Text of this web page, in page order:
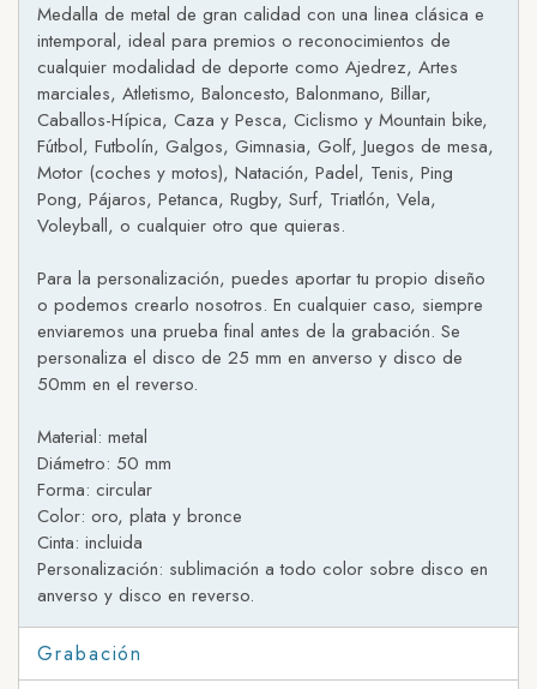
Medalla de metal de gran calidad con una linea clásica e
intemporal, ideal para premios o reconocimientos de
cualquier modalidad de deporte como Ajedrez, Artes
marciales, Atletismo, Baloncesto, Balonmano, Billar,
Caballos-Hípica, Caza y Pesca, Ciclismo y Mountain bike,
Fútbol, Futbolín, Galgos, Gimnasia, Golf, Juegos de mesa,
Motor (coches y motos), Natación, Padel, Tenis, Ping
Pong, Pájaros, Petanca, Rugby, Surf, Triatlón, Vela,
Voleyball, o cualquier otro que quieras.
Para la personalización, puedes aportar tu propio diseño
o podemos crearlo nosotros. En cualquier caso, siempre
enviaremos una prueba final antes de la grabación. Se
personaliza el disco de 25 mm en anverso y disco de
50mm en el reverso.
Material: metal
Diámetro: 50 mm
Forma: circular
Color: oro, plata y bronce
Cinta: incluida
Personalización: sublimación a todo color sobre disco en
anverso y disco en reverso.
Grabación